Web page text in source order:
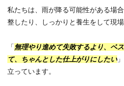
私たちは、雨が降る可能性がある場
整したり、しっかりと養生をして現場
「無理やり進めて失敗するより、ベ
て、ちゃんとした仕上がりにしたい
立っています。